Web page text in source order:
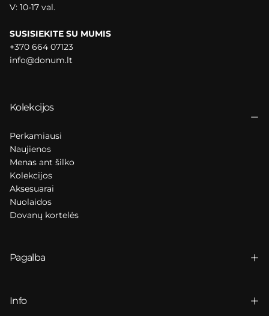
V: 10-17 val.
SUSISIEKITE SU MUMIS
+370 664 07123
info@donum.lt
Kolekcijos
Perkamiausi
Naujienos
Menas ant šilko
Kolekcijos
Aksesuarai
Nuolaidos
Dovanų kortelės
Pagalba
Info